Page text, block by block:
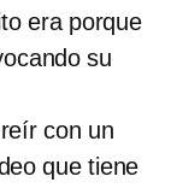
era porque
su
con un
que tiene